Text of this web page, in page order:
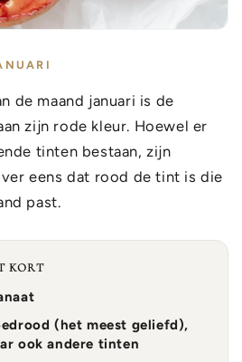
de maand januari is de
zijn rode kleur. Hoewel er
tinten bestaan, zijn
eens dat rood de tint is die
past.
KORT
(het meest geliefd),
ook andere tinten